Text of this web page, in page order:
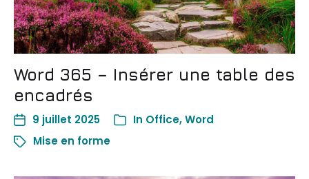
Word 365 – Insérer une table des
encadrés
9 juillet 2025 In Office,Word
Mise en forme